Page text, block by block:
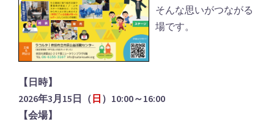
そんな思いがつながる
場です。
【日時】
2026年3月15日（日 ）10:00～16:00
【会場】